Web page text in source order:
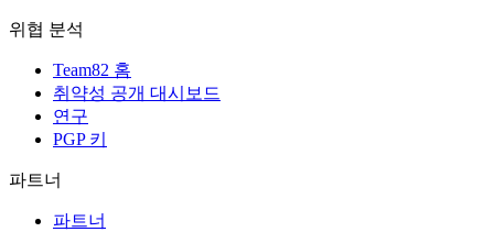
위협 분석
Team82 홈
취약성 공개 대시보드
연구
PGP 키
파트너
파트너